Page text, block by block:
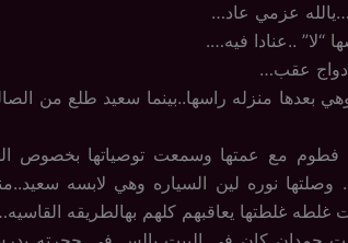
عزمي عاد…
“لا” ..عنادا فيه….
دواج عقب…
بعدها منزله راسها..بينما سعيد طلع من
مع عمتها وسمعت توصياتها بخصوص
نوره لين السياره وهي لابسه
غلطتها يعاقبهم كلهم بهالطريقه